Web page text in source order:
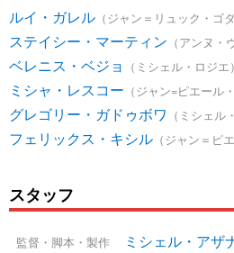
ルイ・ガレル （ジャン＝リュック・ゴ
ステイシー・マーティン （アンヌ・
ベレニス・ベジョ （ミシェル・ロジエ）
ミシャ・レスコー （ジャン=ピエール
グレゴリー・ガドゥボワ （ミシェル
フェリックス・キシル （ジャン＝ピ
スタッフ
監督・脚本・製作 ミシェル・アザ